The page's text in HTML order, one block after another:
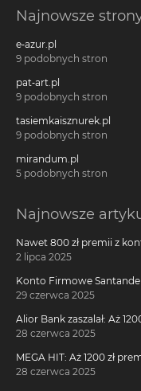
Najnowsze
e-azur.pl
9 podobnych stron
pat-art.pl
9 podobnych stron
tasiemkaisznurek.pl
9 podobnych stron
mirandum.pl
5 podobnych stron
Najnowsze
Nawet 800 zł premii z
2 lipca 2025
Konto Firmowe
29 czerwca 2025
Alior Bank zaszalał: Aż
darmowego konta!
28 czerwca 2025
MEGA HIT: Aż 1200 zł
kartę kredytową Citi
28 czerwca 2025